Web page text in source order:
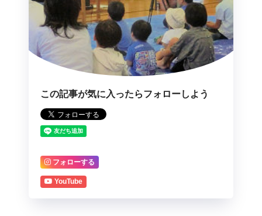
この記事が気に入ったらフォローしよう
フォローする
YouTube